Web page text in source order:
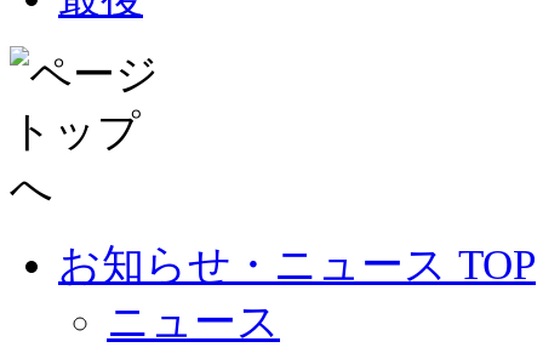
お知らせ・ニュース TOP
ニュース